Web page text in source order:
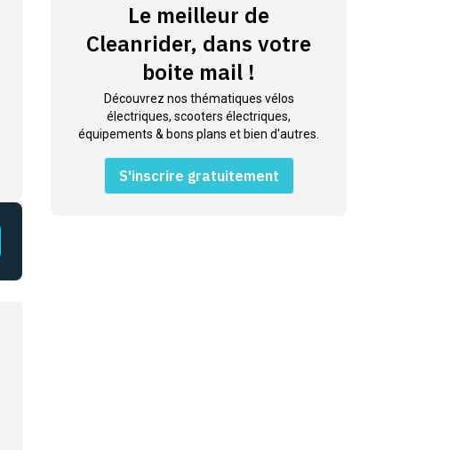
Le meilleur de
Cleanrider, dans votre
boite mail !
Découvrez nos thématiques vélos
électriques, scooters électriques,
équipements & bons plans et bien d'autres.
S'inscrire gratuitement